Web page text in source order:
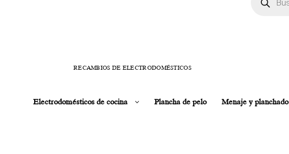
RECAMBIOS DE ELECTRODOMÉSTICOS
Electrodomésticos de cocina Plancha de pelo Menaje y planchado